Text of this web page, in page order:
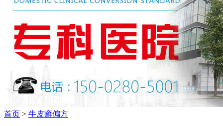
首页 > 牛皮癣偏方